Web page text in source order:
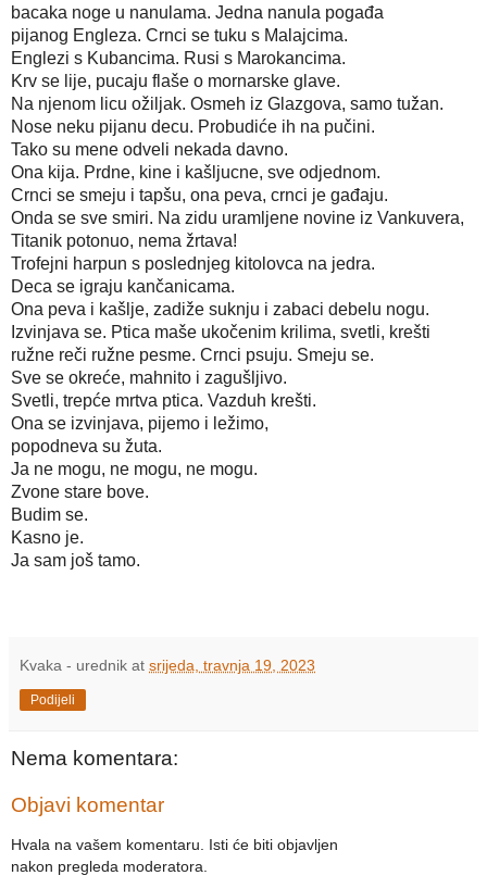
bacaka noge u nanulama. Jedna nanula pogađa
pijanog Engleza. Crnci se tuku s Malajcima.
Englezi s Kubancima. Rusi s Marokancima.
Krv se lije, pucaju flaše o mornarske glave.
Na njenom licu ožiljak. Osmeh iz Glazgova, samo tužan.
Nose neku pijanu decu. Probudiće ih na pučini.
Tako su mene odveli nekada davno.
Ona kija. Prdne, kine i kašljucne, sve odjednom.
Crnci se smeju i tapšu, ona peva, crnci je gađaju.
Onda se sve smiri. Na zidu uramljene novine iz Vankuvera,
Titanik potonuo, nema žrtava!
Trofejni harpun s poslednjeg kitolovca na jedra.
Deca se igraju kančanicama.
Ona peva i kašlje, zadiže suknju i zabaci debelu nogu.
Izvinjava se. Ptica maše ukočenim krilima, svetli, krešti
ružne reči ružne pesme. Crnci psuju. Smeju se.
Sve se okreće, mahnito i zagušljivo.
Svetli, trepće mrtva ptica. Vazduh krešti.
Ona se izvinjava, pijemo i ležimo,
popodneva su žuta.
Ja ne mogu, ne mogu, ne mogu.
Zvone stare bove.
Budim se.
Kasno je.
Ja sam još tamo.
Kvaka - urednik at srijeda, travnja 19, 2023
Podijeli
Nema komentara:
Objavi komentar
Hvala na vašem komentaru. Isti će biti objavljen
nakon pregleda moderatora.